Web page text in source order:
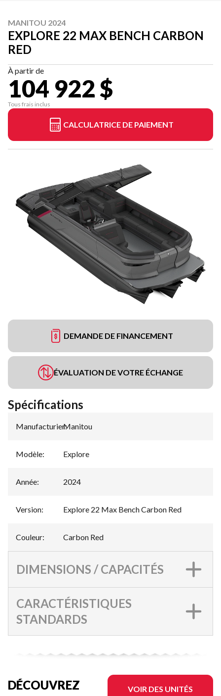
MANITOU 2024
EXPLORE 22 MAX BENCH CARBON
RED
À partir de
104 922 $
Tous frais inclus
CALCULATRICE DE PAIEMENT
DEMANDE DE FINANCEMENT
ÉVALUATION DE VOTRE ÉCHANGE
Spécifications
Manufacturier:
Manitou
Modèle: Explore
Année: 2024
Version: Explore 22 Max Bench Carbon Red
Couleur: Carbon Red
DIMENSIONS / CAPACITÉS
CARACTÉRISTIQUES
STANDARDS
DÉCOUVREZ
VOIR DES UNITÉS